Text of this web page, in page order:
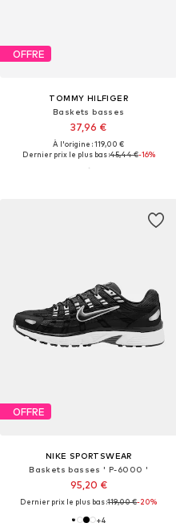
OFFRE
TOMMY HILFIGER
Baskets basses
37,96 €
À l'origine : 119,00 €
Dernier prix le plus bas :45,44 €-16%
OFFRE
NIKE SPORTSWEAR
Baskets basses ' P-6000 '
95,20 €
Dernier prix le plus bas :119,00 €-20%
+4